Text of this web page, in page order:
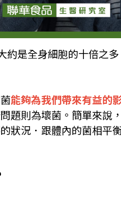
約是全身細胞的十倍之
能夠為我們帶來有益的
題則為壞菌。簡單來說
狀況．跟體內的菌相平